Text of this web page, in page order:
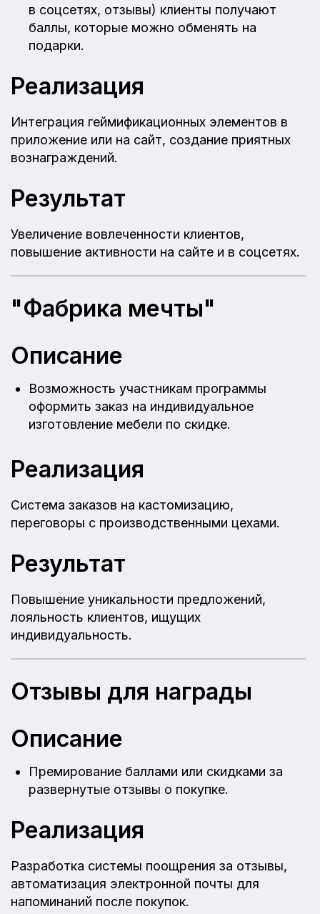
в соцсетях, отзывы) клиенты получают
баллы, которые можно обменять на
подарки.
Реализация
Интеграция геймификационных элементов в
приложение или на сайт, создание приятных
вознаграждений.
Результат
Увеличение вовлеченности клиентов,
повышение активности на сайте и в соцсетях.
"Фабрика мечты"
Описание
Возможность участникам программы
оформить заказ на индивидуальное
изготовление мебели по скидке.
Реализация
Система заказов на кастомизацию,
переговоры с производственными цехами.
Результат
Повышение уникальности предложений,
лояльность клиентов, ищущих
индивидуальность.
Отзывы для награды
Описание
Премирование баллами или скидками за
развернутые отзывы о покупке.
Реализация
Разработка системы поощрения за отзывы,
автоматизация электронной почты для
напоминаний после покупок.